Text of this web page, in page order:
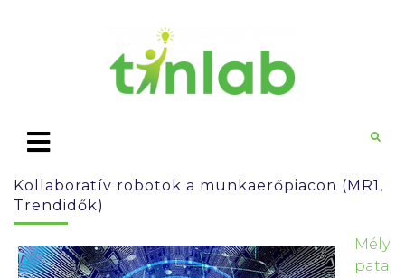
Kollaboratív robotok a munkaerőpiacon (MR1,
Trendidők)
Mély
pata